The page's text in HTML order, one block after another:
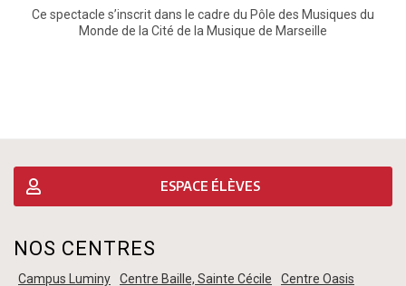
Ce spectacle s’inscrit dans le cadre du Pôle des Musiques du
Monde de la Cité de la Musique de Marseille
ESPACE ÉLÈVES
NOS CENTRES
Campus Luminy Centre Baille, Sainte Cécile
Centre Oasis